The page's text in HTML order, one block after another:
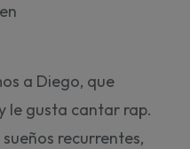
a Diego, que
le gusta cantar rap.
recurrentes,